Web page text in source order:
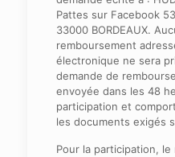
Pattes sur Facebook
33000 BORDEAUX.
remboursement
électronique ne sera
demande de
envoyée dans les 48
participation et
les documents exigés
Pour la participation,